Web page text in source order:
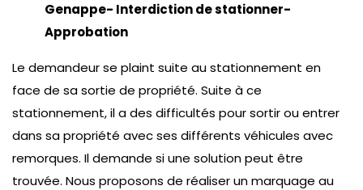
Genappe- Interdiction de stationner-
Approbation
Le demandeur se plaint suite au stationnement en
face de sa sortie de propriété. Suite à ce
stationnement, il a des difficultés pour sortir ou entrer
dans sa propriété avec ses différents véhicules avec
remorques. Il demande si une solution peut être
trouvée. Nous proposons de réaliser un marquage au